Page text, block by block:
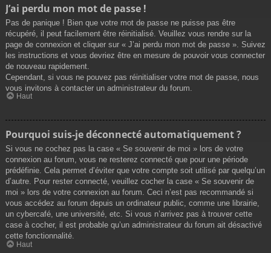
J’ai perdu mon mot de passe !
Pas de panique ! Bien que votre mot de passe ne puisse pas être
récupéré, il peut facilement être réinitialisé. Veuillez vous rendre sur la
page de connexion et cliquer sur « J’ai perdu mon mot de passe ». Suivez
les instructions et vous devriez être en mesure de pouvoir vous connecter
de nouveau rapidement.
Cependant, si vous ne pouvez pas réinitialiser votre mot de passe, nous
vous invitons à contacter un administrateur du forum.
Haut
Pourquoi suis-je déconnecté automatiquement ?
Si vous ne cochez pas la case « Se souvenir de moi » lors de votre
connexion au forum, vous ne resterez connecté que pour une période
prédéfinie. Cela permet d’éviter que votre compte soit utilisé par quelqu’un
d’autre. Pour rester connecté, veuillez cocher la case « Se souvenir de
moi » lors de votre connexion au forum. Ceci n’est pas recommandé si
vous accédez au forum depuis un ordinateur public, comme une librairie,
un cybercafé, une université, etc. Si vous n’arrivez pas à trouver cette
case à cocher, il est probable qu’un administrateur du forum ait désactivé
cette fonctionnalité.
Haut